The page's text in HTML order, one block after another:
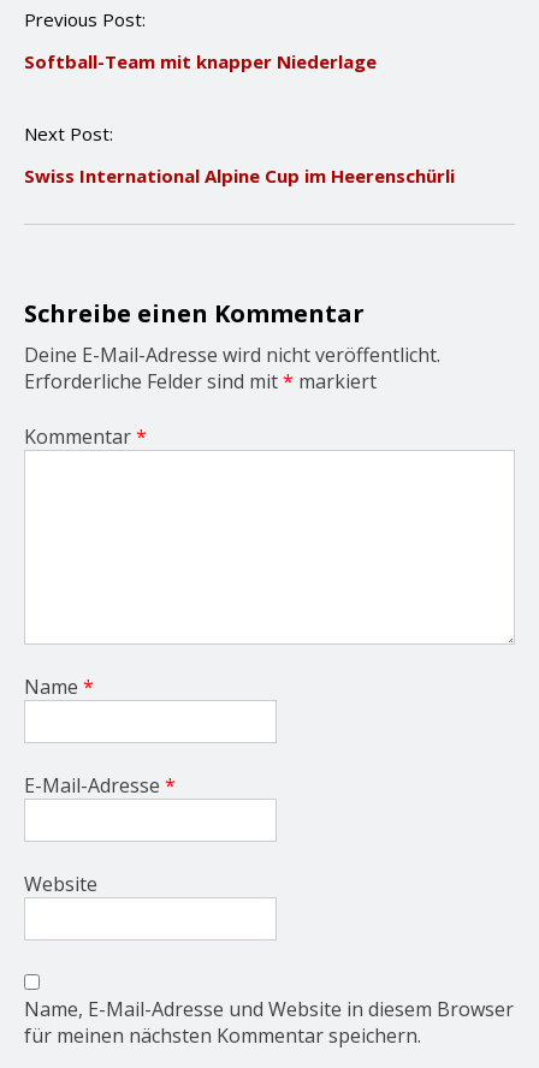
P
s
a
i
o
n
Previous Post:
Softball-Team mit knapper Niederlage
Next Post:
Swiss International Alpine Cup im Heerenschürli
Schreibe einen Kommentar
Deine E-Mail-Adresse wird nicht veröffentlicht.
Erforderliche Felder sind mit* markiert
Kommentar*
Name *
E-Mail-Adresse *
Website
Name, E-Mail-Adresse und Website in diesem Browser
für meinen nächsten Kommentar speichern.